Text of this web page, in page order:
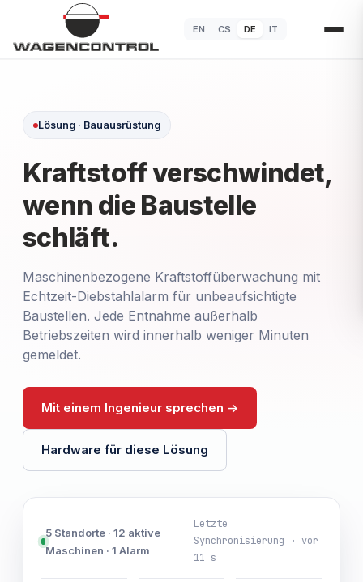
EN CS DE IT
Lösung · Bauausrüstung
Kraftstoff verschwindet,
wenn die Baustelle
schläft.
Maschinenbezogene Kraftstoffüberwachung mit
Echtzeit-Diebstahlalarm für unbeaufsichtigte
Baustellen. Jede Entnahme außerhalb
Betriebszeiten wird innerhalb weniger Minuten
gemeldet.
Mit einem Ingenieur sprechen ->
Hardware für diese Lösung
5 Standorte · 12 aktive
Maschinen · 1 Alarm
Letzte
Synchronisierung · vor
11 s